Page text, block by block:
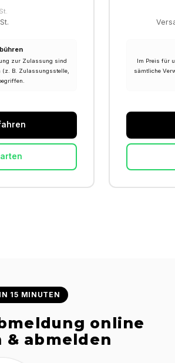
zur Zulassung sind
(z. B. Zulassungsstelle,
Im Preis für
sämtliche
15 MINUTEN
online
& abmelden